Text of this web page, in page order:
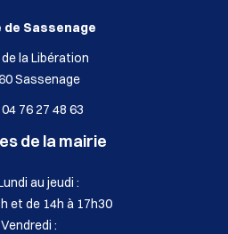
de Sassenage
la Libération
Sassenage
04 76 27 48 63
de la mairie
au jeudi :
et de 14h à 17h30
Vendredi :